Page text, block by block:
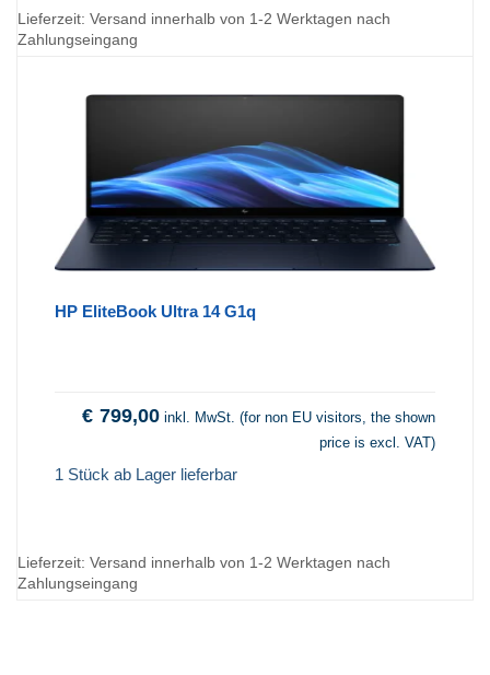
Lieferzeit: Versand innerhalb von 1-2 Werktagen nach
Zahlungseingang
HP EliteBook Ultra 14 G1q
€ 799,00 inkl. MwSt. (for non EU visitors, the shown
price is excl. VAT)
1 Stück ab Lager lieferbar
Lieferzeit: Versand innerhalb von 1-2 Werktagen nach
Zahlungseingang